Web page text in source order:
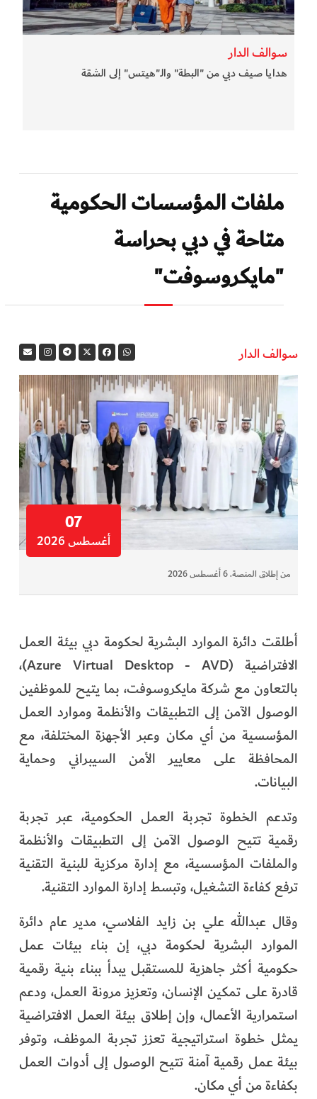
سوالف الدار
هدايا صيف دبي من "البطة" والـ"هيتس" إلى الشقة
ملفات المؤسسات الحكومية
متاحة في دبي بحراسة
"مايكروسوفت"
سوالف الدار
07
أغسطس 2026
من إطلاق المنصة. 6 أغسطس 2026
أطلقت دائرة الموارد البشرية لحكومة دبي بيئة العمل
الافتراضية (Azure Virtual Desktop - AVD)،
بالتعاون مع شركة مايكروسوفت، بما يتيح للموظفين
الوصول الآمن إلى التطبيقات والأنظمة وموارد العمل
المؤسسية من أي مكان وعبر الأجهزة المختلفة، مع
المحافظة على معايير الأمن السيبراني وحماية
البيانات.
وتدعم الخطوة تجربة العمل الحكومية، عبر تجربة
رقمية تتيح الوصول الآمن إلى التطبيقات والأنظمة
والملفات المؤسسية، مع إدارة مركزية للبنية التقنية
ترفع كفاءة التشغيل، وتبسط إدارة الموارد التقنية.
وقال عبدالله علي بن زايد الفلاسي، مدير عام دائرة
الموارد البشرية لحكومة دبي، إن بناء بيئات عمل
حكومية أكثر جاهزية للمستقبل يبدأ ببناء بنية رقمية
قادرة على تمكين الإنسان، وتعزيز مرونة العمل، ودعم
استمرارية الأعمال، وإن إطلاق بيئة العمل الافتراضية
يمثل خطوة استراتيجية تعزز تجربة الموظف، وتوفر
بيئة عمل رقمية آمنة تتيح الوصول إلى أدوات العمل
بكفاءة من أي مكان.